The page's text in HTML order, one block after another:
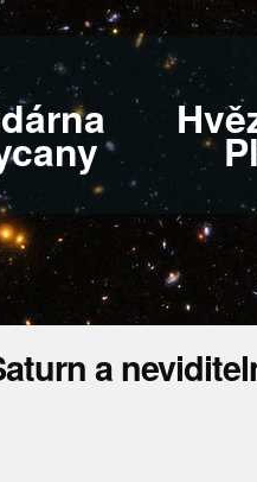
a